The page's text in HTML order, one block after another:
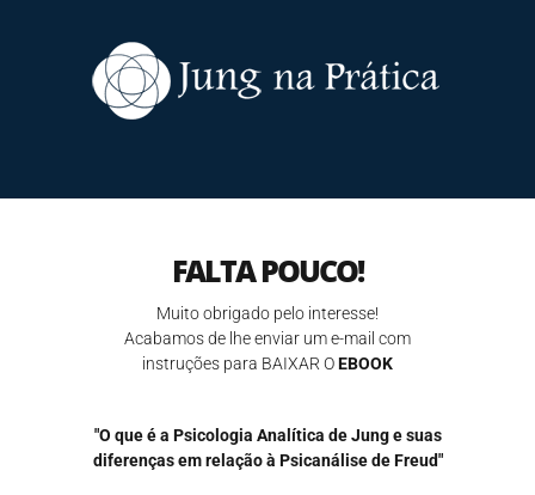
FALTA POUCO!
Muito obrigado pelo interesse!
Acabamos de lhe enviar um e-mail com
instruções para BAIXAR OEBOOK
"O que é a Psicologia Analítica de Jung e suas
diferenças em relação à Psicanálise de Freud"